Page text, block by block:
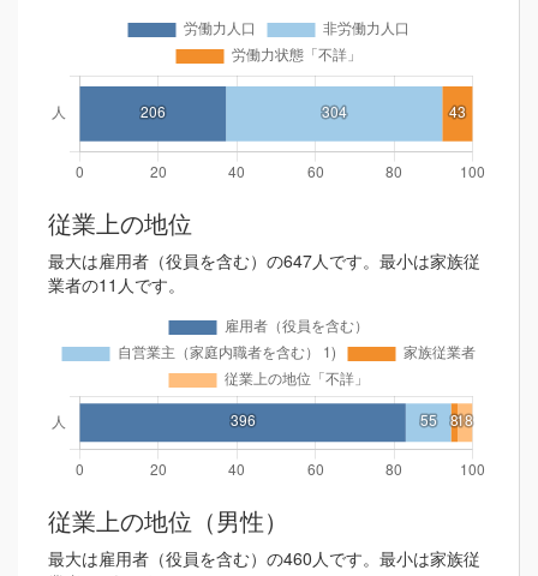
従業上の地位
最大は雇用者（役員を含む）の647人です。最小は家族従
業者の11人です。
従業上の地位（男性）
最大は雇用者（役員を含む）の460人です。最小は家族従